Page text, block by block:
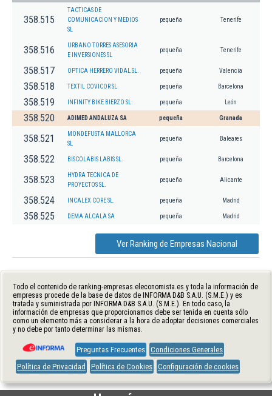
358.515
TACTICAS DE
COMUNICACION Y MEDIOS
SL
pequeña Tenerife
358.516
URBANO TORRES ASESORIA
E INVERSIONES SL
pequeña Tenerife
358.517 OPTICA HERRERO VIDAL SL. pequeña Valencia
358.518 TEXTIL COVICOR SL pequeña Barcelona
358.519 INFINITY BIKE BIERZO SL. pequeña León
358.520 ADIMED ANDALUZA SA pequeña Granada
358.521
MONDEFUSTA MALLORCA
SL
pequeña Baleares
358.522 BISCOLABIS LABIS SL. pequeña Barcelona
358.523
HYDRA TECNICA DE
PROYECTOS SL.
pequeña Alicante
358.524 INCALEX CORE SL. pequeña Madrid
358.525 DEMA ALCALA SA pequeña Madrid
Ver Ranking de Empresas Nacional
Todo el contenido de ranking-empresas.eleconomista.es y toda la información de
empresas procede de la base de datos de INFORMA D&B S.A.U. (S.M.E.) y es
tratada y suministrada por INFORMA D&B S.A.U. (S.M.E.). En todo caso, la
información de empresas que proporcionamos debe ser tenida en cuenta sólo
como un elemento más a considerar a la hora de adoptar decisiones comerciales
y no debe por tanto determinar las mismas.
Preguntas Frecuentes Condiciones Generales
Política de Privacidad
Política de Cookies Configuración de cookies